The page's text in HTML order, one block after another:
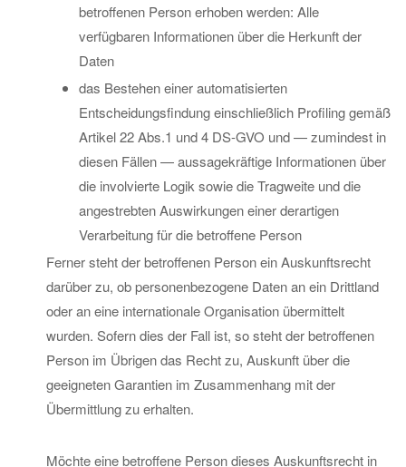
betroffenen Person erhoben werden: Alle
verfügbaren Informationen über die Herkunft der
Daten
das Bestehen einer automatisierten
Entscheidungsfindung einschließlich Profiling gemäß
Artikel 22 Abs.1 und 4 DS-GVO und — zumindest in
diesen Fällen — aussagekräftige Informationen über
die involvierte Logik sowie die Tragweite und die
angestrebten Auswirkungen einer derartigen
Verarbeitung für die betroffene Person
Ferner steht der betroffenen Person ein Auskunftsrecht
darüber zu, ob personenbezogene Daten an ein Drittland
oder an eine internationale Organisation übermittelt
wurden. Sofern dies der Fall ist, so steht der betroffenen
Person im Übrigen das Recht zu, Auskunft über die
geeigneten Garantien im Zusammenhang mit der
Übermittlung zu erhalten.
Möchte eine betroffene Person dieses Auskunftsrecht in